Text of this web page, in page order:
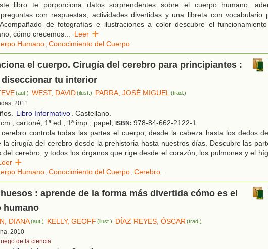
libro te porporciona datos sorprendentes sobre el cuerpo humano,
con respuestas, actividades divertidas y una libreta con vocabulario
de fotografías e ilustraciones a color descubre el
cómo crecemos
Leer
Humano Conocimiento del Cuerpo
el cuerpo. Cirugía del cerebro para principiantes :
diseccionar tu interior
(aut.) WEST, DAVID(ilust.) PARRA, JOSÉ MIGUEL (trad.)
2011
Libro Informativo
. Castellano.
cartoné; 1ª ed., 1ª imp.; papel; ISBN: 978-84-662-2122-1
controla todas las partes el cuerpo, desde la cabeza hasta los dedos
la cirugía del cerebro desde la prehistoria hasta nuestros días. Descubre las
del cerebro, y todos los órganos que rige desde el corazón, los pulmones y el
Humano Conocimiento del Cuerpo Cerebro
: aprende de la forma más divertida cómo es el
humano
DIANA(aut.) KELLY, GEOFF (ilust.) DÍAZ REYES, ÓSCAR (trad.)
2010
de la ciencia